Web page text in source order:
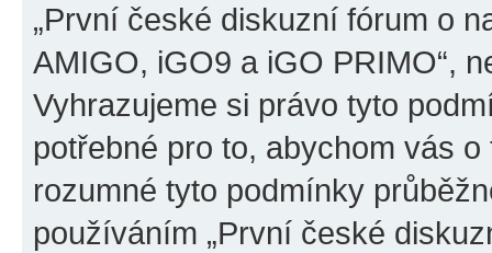
„První české diskuzní fórum o
AMIGO, iGO9 a iGO PRIMO“,
Vyhrazujeme si právo tyto
potřebné pro to, abychom vás
rozumné tyto podmínky
používáním „První české